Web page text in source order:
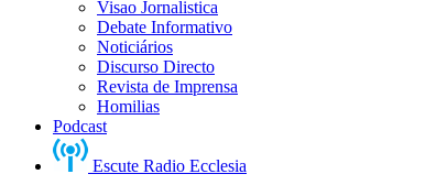
Visao Jornalistica
Debate Informativo
Noticiários
Discurso Directo
Revista de Imprensa
Homilias
Podcast
Escute Radio Ecclesia